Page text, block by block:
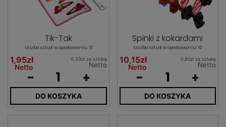
Tik-Tak
Liczba sztuk w opakowaniu: 6
1,95zł
Netto
0,33zł za sztukę
Netto
- +
DO KOSZYKA
Spinki z kokardami
Liczba sztuk w opakowaniu: 12
10,15zł
Netto
0,85zł za sztukę
Netto
- +
DO KOSZYKA